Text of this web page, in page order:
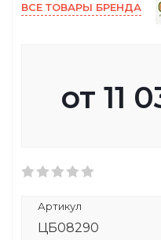
ВСЕ ТОВАРЫ БРЕНДА
от 11
Артикул
ЦБ08290